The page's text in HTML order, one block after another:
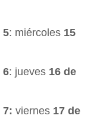
5: miércoles 15
6: jueves 16 de
7: viernes 17 de